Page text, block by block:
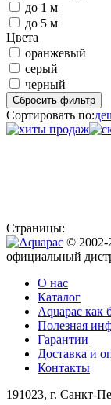
до 1 м
до 5 м
Цвета
оранжевый
серый
черный
Сбросить фильтр
Сортировать по:
Страницы:
©
официальный
О нас
Каталог
Aquapac как
Полезная
Гарантии
Доставка и
Контакты
191023, г. Санкт-